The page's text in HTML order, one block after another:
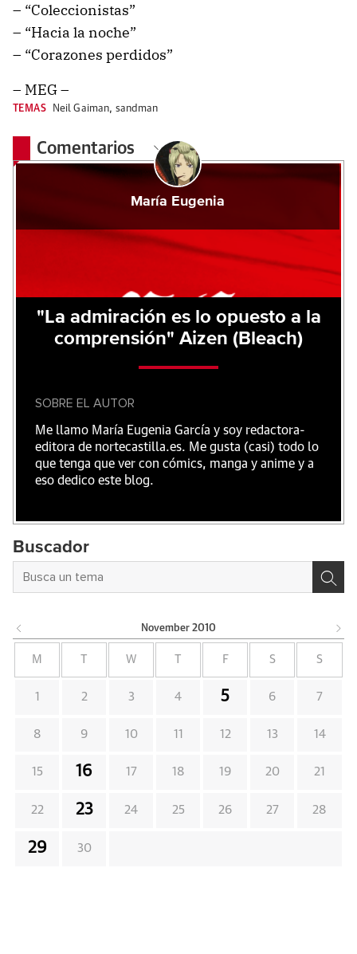
– “Coleccionistas”
– “Hacia la noche”
– “Corazones perdidos”
– MEG –
TEMAS Neil Gaiman, sandman
Comentarios
María Eugenia
"La admiración es lo opuesto a la
comprensión" Aizen (Bleach)
SOBRE EL AUTOR
Me llamo María Eugenia García y soy redactora-
editora de nortecastilla.es. Me gusta (casi) todo lo
que tenga que ver con cómics, manga y anime y a
eso dedico este blog.
Buscador
November 2010
M W F S S
1 2 3 4 5 6 7
8 9 10 11 12 13 14
15 16 17 18 19 20 21
22 23 24 25 26 27 28
29 30